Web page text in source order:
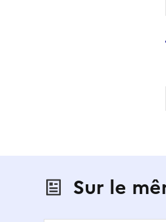
Sur le